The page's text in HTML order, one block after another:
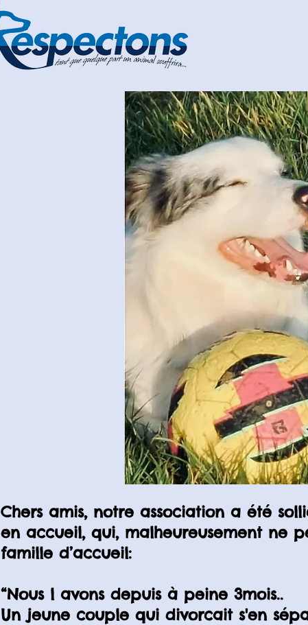
Chers amis, notre association a été
en accueil, qui, malheureusement ne
famille d’accueil:
“Nous l avons depuis à peine 3mois..
Un jeune couple qui divorcait s'en